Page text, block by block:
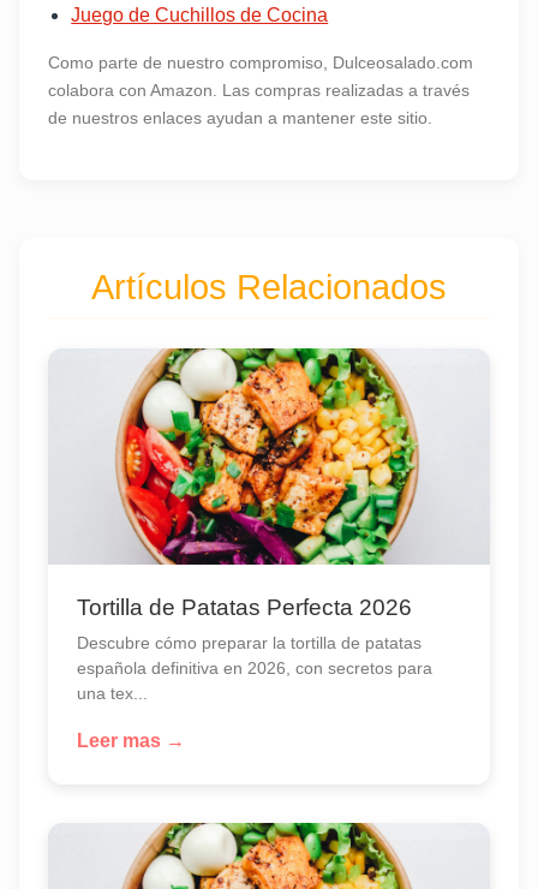
Juego de Cuchillos de Cocina
Como parte de nuestro compromiso, Dulceosalado.com
colabora con Amazon. Las compras realizadas a través
de nuestros enlaces ayudan a mantener este sitio.
Artículos Relacionados
Tortilla de Patatas Perfecta 2026
Descubre cómo preparar la tortilla de patatas
española definitiva en 2026, con secretos para
una tex...
Leer mas →